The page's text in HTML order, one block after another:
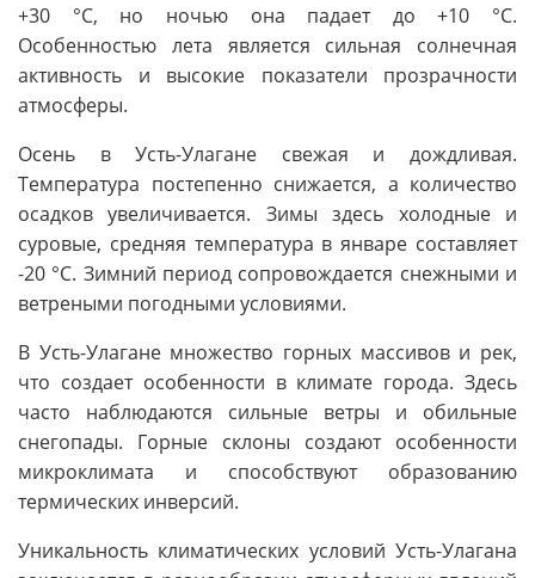
+30 °C, но ночью она падает до +10 °C.
Особенностью лета является сильная солнечная
активность и высокие показатели прозрачности
атмосферы.
Осень в Усть-Улагане свежая и дождливая.
Температура постепенно снижается, а количество
осадков увеличивается. Зимы здесь холодные и
суровые, средняя температура в январе составляет
-20 °C. Зимний период сопровождается снежными и
ветреными погодными условиями.
В Усть-Улагане множество горных массивов и рек,
что создает особенности в климате города. Здесь
часто наблюдаются сильные ветры и обильные
снегопады. Горные склоны создают особенности
микроклимата и способствуют образованию
термических инверсий.
Уникальность климатических условий Усть-Улагана